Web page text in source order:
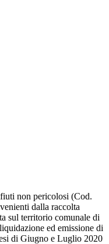
non pericolosi (Cod.
dalla raccolta
sul territorio comunale di
ed emissione di
di Giugno e Luglio 2020